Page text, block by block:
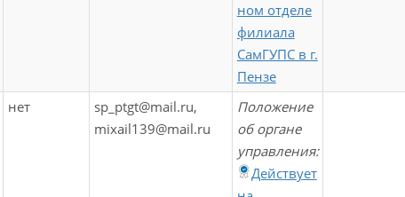
ном отделе
филиала
СамГУПС в г.
Пензе
нет
sp_ptgt@mail.ru,
mixail139@mail.ru
Положение
об органе
управления:
Действует